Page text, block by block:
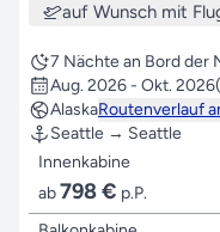
auf Wunsch mit
7 Nächte an Bord der
Aug. 2026 - Okt. 2026
AlaskaRoutenverlauf
Seattle → Seattle
Innenkabine
ab798 € p.P.